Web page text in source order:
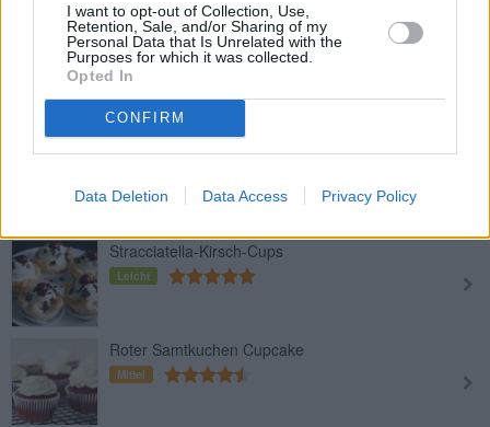
I want to opt-out of Collection, Use,
Retention, Sale, and/or Sharing of my
Personal Data that Is Unrelated with the
Purposes for which it was collected.
Opted In
CONFIRM
Data Deletion Data Access Privacy Policy
Eierlikör-Cupcakes
Leicht
Kürbis-Walnuss-Cupcakes
Stracciatella-Kirsch-Cups
Leicht
Roter Samtkuchen Cupcake
Mittel